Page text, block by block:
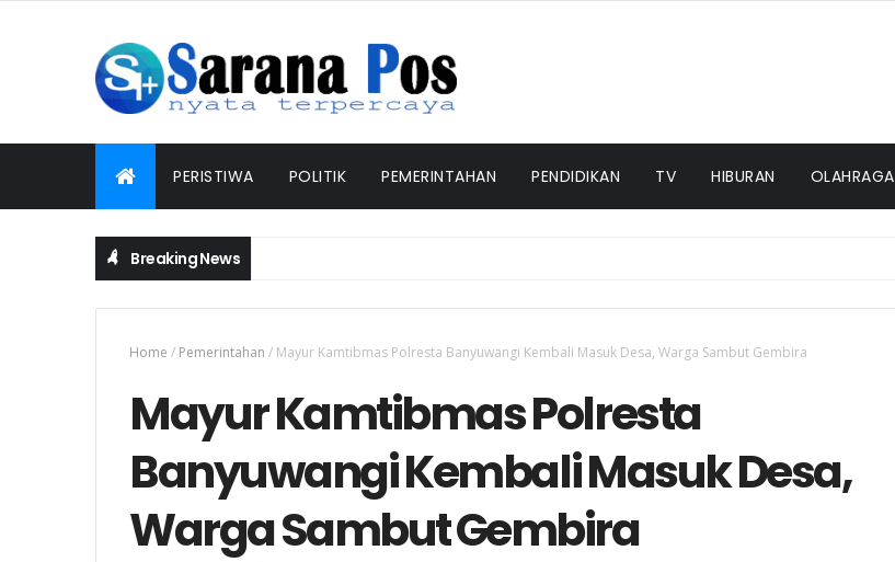
PERISTIWA POLITIK PEMERINTAHAN PENDIDIKAN TV HIBURAN OLAHRAGA
Breaking News
Home / Pemerintahan / Mayur Kamtibmas Polresta Banyuwangi Kembali Masuk Desa, Warga Sambut Gembira
Mayur Kamtibmas Polresta
Banyuwangi Kembali Masuk Desa,
Warga Sambut Gembira